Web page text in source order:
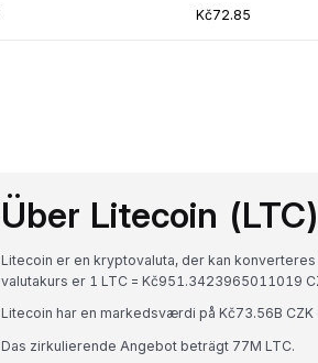
Kč72.85
Über Litecoin (LTC)
Litecoin er en kryptovaluta, der kan
valutakurs er 1 LTC = Kč951.3423965011019
Litecoin har en markedsværdi på Kč73.56B
Das zirkulierende Angebot beträgt 77M LTC.